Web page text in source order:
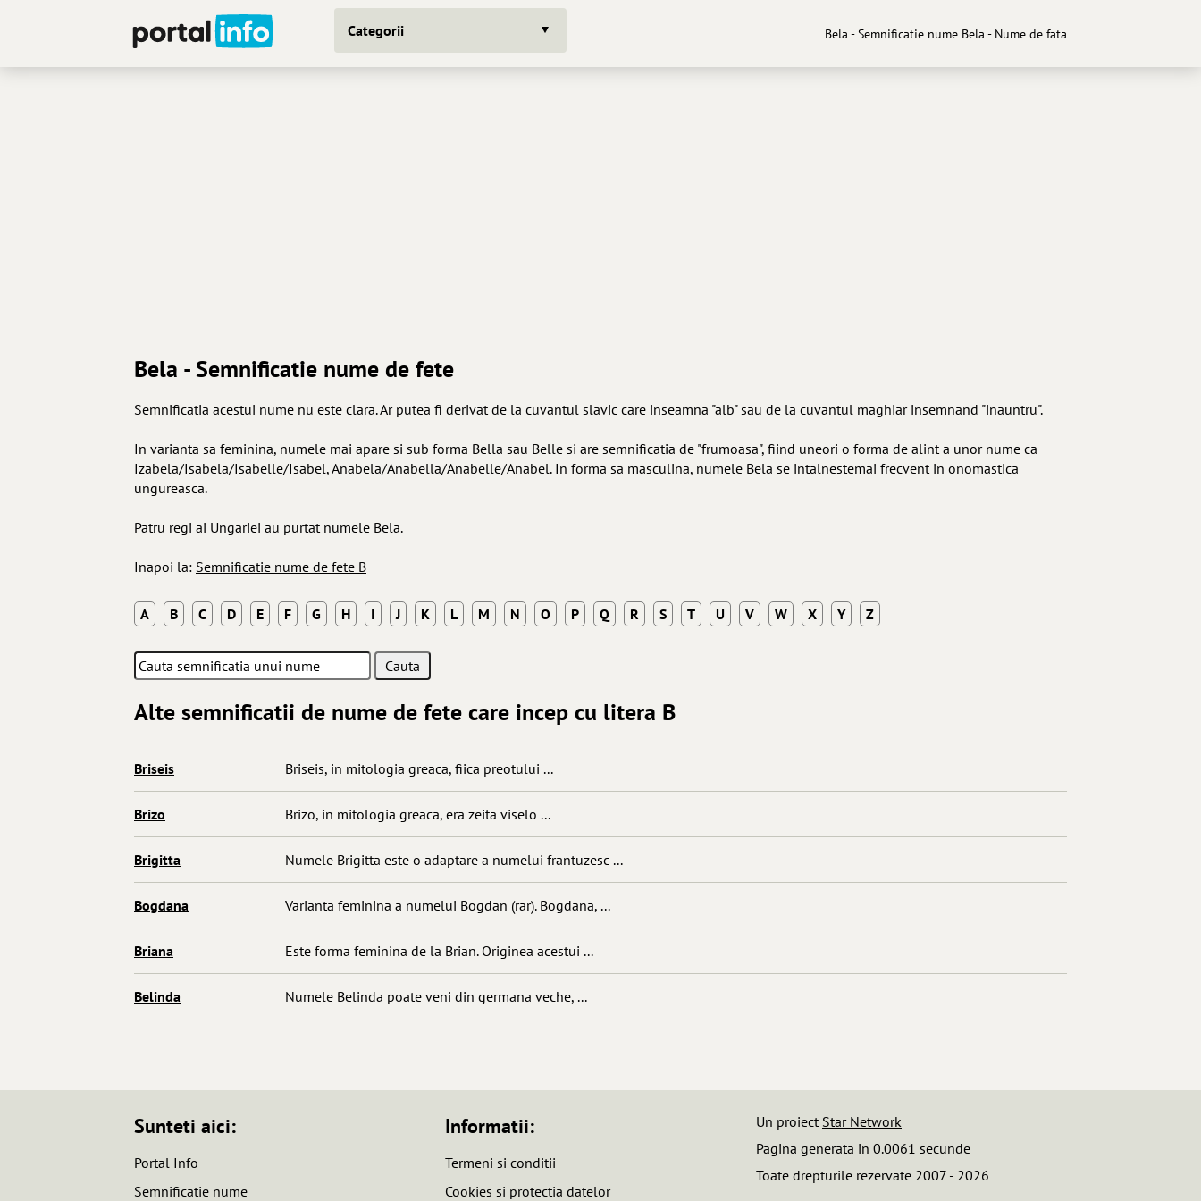
Categorii Bela - Semnificatie nume Bela - Nume de fata
Bela - Semnificatie nume de fete
Semnificatia acestui nume nu este clara. Ar putea fi derivat de la cuvantul slavic care inseamna "alb" sau de la cuvantul maghiar insemnand "inauntru".
In varianta sa feminina, numele mai apare si sub forma Bella sau Belle si are semnificatia de "frumoasa", fiind uneori o forma de alint a unor nume ca
Izabela/Isabela/Isabelle/Isabel, Anabela/Anabella/Anabelle/Anabel. In forma sa masculina, numele Bela se intalnestemai frecvent in onomastica
ungureasca.
Patru regi ai Ungariei au purtat numele Bela.
Inapoi la: Semnificatie nume de fete B
A B C D E F G H I J K L M N O P Q R S T U V W X Y Z
Alte semnificatii de nume de fete care incep cu litera B
Briseis Briseis, in mitologia greaca, fiica preotului ...
Brizo Brizo, in mitologia greaca, era zeita viselo ...
Brigitta Numele Brigitta este o adaptare a numelui frantuzesc ...
Bogdana Varianta feminina a numelui Bogdan (rar). Bogdana, ...
Briana Este forma feminina de la Brian. Originea acestui ...
Belinda Numele Belinda poate veni din germana veche, ...
Sunteti aici:
Portal Info
Semnificatie nume
Informatii:
Termeni si conditii
Cookies si protectia datelor
Un proiect Star Network
Pagina generata in 0.0061 secunde
Toate drepturile rezervate 2007 - 2026